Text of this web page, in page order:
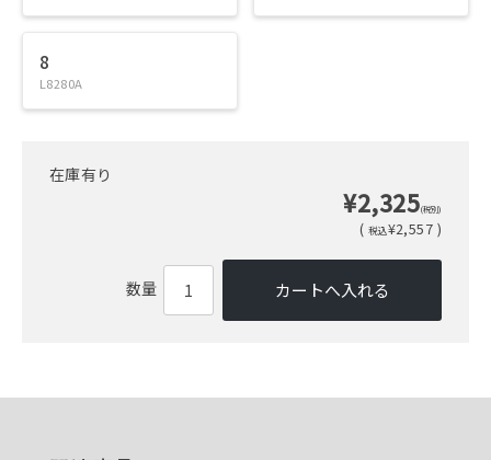
8
L8280A
在庫有り
¥2,325(税別)
( 税込¥2,557 )
数量